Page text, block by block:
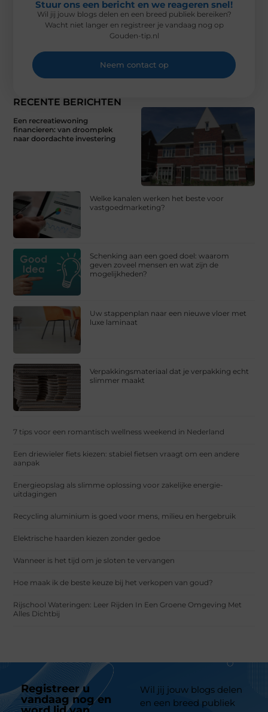
RECENTE BERICHTEN
Een recreatiewoning
financieren: van droomplek
naar doordachte investering
Welke kanalen werken het beste voor
vastgoedmarketing?
Schenking aan een goed doel: waarom
geven zoveel mensen en wat zijn de
mogelijkheden?
Uw stappenplan naar een nieuwe vloer met
luxe laminaat
Verpakkingsmateriaal dat je verpakking echt
slimmer maakt
7 tips voor een romantisch wellness weekend in Nederland
Een driewieler fiets kiezen: stabiel fietsen vraagt om een andere
aanpak
Energieopslag als slimme oplossing voor zakelijke energie-
uitdagingen
Recycling aluminium is goed voor mens, milieu en hergebruik
Elektrische haarden kiezen zonder gedoe
Wanneer is het tijd om je sloten te vervangen
Hoe maak ik de beste keuze bij het verkopen van goud?
Rijschool Wateringen: Leer Rijden In Een Groene Omgeving Met
Alles Dichtbij
Stuur ons een bericht en we reageren snel!
Wil jij jouw blogs delen en een breed publiek bereiken?
Wacht niet langer en registreer je vandaag nog op
Gouden-tip.nl
Neem contact op
Registreer u
vandaag nog en
Wil jij jouw blogs delen
en een breed publiek